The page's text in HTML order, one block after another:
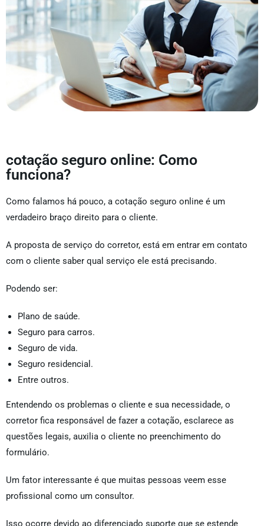
cotação seguro online: Como
funciona?
Como falamos há pouco, a cotação seguro online é um
verdadeiro braço direito para o cliente.
A proposta de serviço do corretor, está em entrar em contato
com o cliente saber qual serviço ele está precisando.
Podendo ser:
Plano de saúde.
Seguro para carros.
Seguro de vida.
Seguro residencial.
Entre outros.
Entendendo os problemas o cliente e sua necessidade, o
corretor fica responsável de fazer a cotação, esclarece as
questões legais, auxilia o cliente no preenchimento do
formulário.
Um fator interessante é que muitas pessoas veem esse
profissional como um consultor.
Isso ocorre devido ao diferenciado suporte que se estende